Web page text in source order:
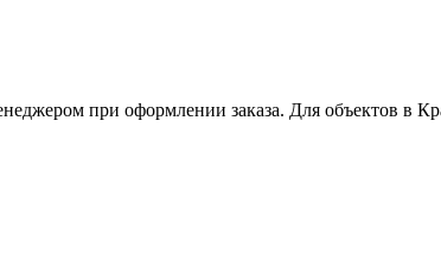
при оформлении заказа. Для объектов в